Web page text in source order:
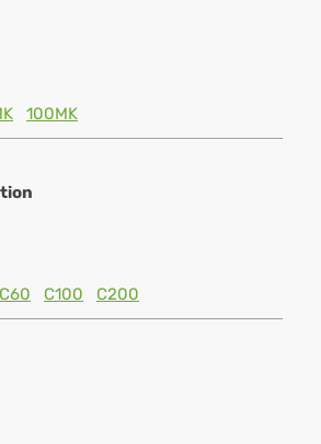
100MK
C60 C100 C200